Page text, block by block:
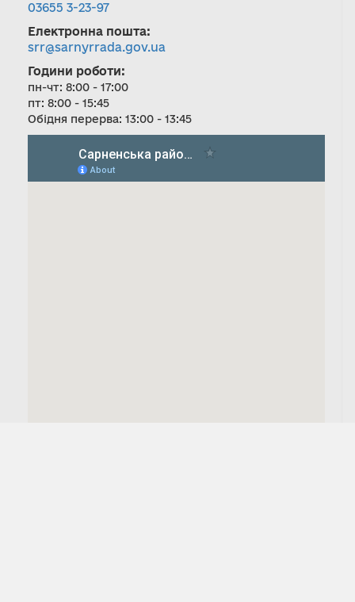
03655 3-23-97
Електронна пошта:
srr@sarnyrrada.gov.ua
Години роботи:
пн-чт: 8:00 - 17:00
пт: 8:00 - 15:45
Обідня перерва: 13:00 - 13:45